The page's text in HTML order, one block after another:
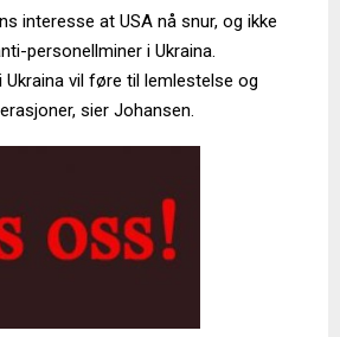
interesse at USA nå snur, og ikke
personellminer i Ukraina.
Ukraina vil føre til lemlestelse og
sier Johansen.